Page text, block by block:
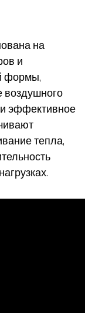
на
и
формы,
и эффективное
тепла,